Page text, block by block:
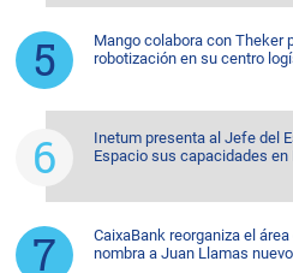
Mango colabora con Theker
robotización en su centro
Inetum presenta al Jefe del
Espacio sus capacidades en
CaixaBank reorganiza el
nombra a Juan Llamas